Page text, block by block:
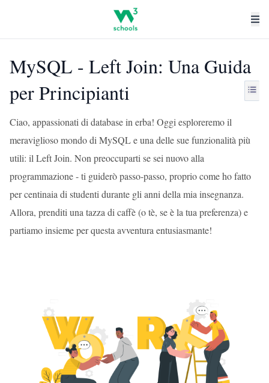
MySQL - Left Join: Una Guida
per Principianti
Ciao, appassionati di database in erba! Oggi esploreremo il
meraviglioso mondo di MySQL e una delle sue funzionalità più
utili: il Left Join. Non preoccuparti se sei nuovo alla
programmazione - ti guiderò passo-passo, proprio come ho fatto
per centinaia di studenti durante gli anni della mia insegnanza.
Allora, prenditi una tazza di caffè (o tè, se è la tua preferenza) e
partiamo insieme per questa avventura entusiasmante!